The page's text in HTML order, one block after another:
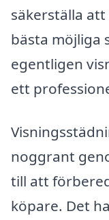
säkerställa
bästa möjliga
egentligen
ett
noggrant
till att
köpare. Det